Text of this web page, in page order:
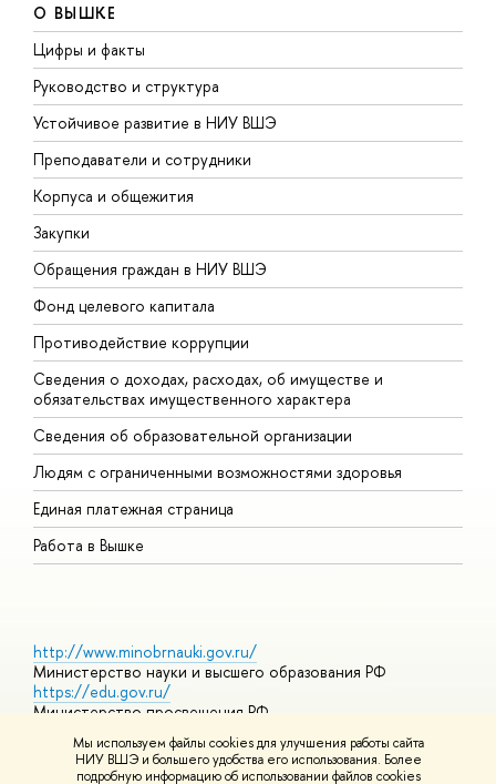
Мы используем файлы cookies для улучшения работы сайта
НИУ ВШЭ и большего удобства его использования. Более
подробную информацию об использовании файлов cookies
О ВЫШКЕ
Цифры и факты
Руководство и структура
Устойчивое развитие в НИУ ВШЭ
Преподаватели и сотрудники
Корпуса и общежития
Закупки
Обращения граждан в НИУ ВШЭ
Фонд целевого капитала
Противодействие коррупции
Сведения о доходах, расходах, об имуществе и
обязательствах имущественного характера
Сведения об образовательной организации
Людям с ограниченными возможностями здоровья
Единая платежная страница
Работа в Вышке
http://www.minobrnauki.gov.ru/
Министерство науки и высшего образования РФ
https://edu.gov.ru/
Министерство просвещения РФ
Массовые открытые онлайн-курсы